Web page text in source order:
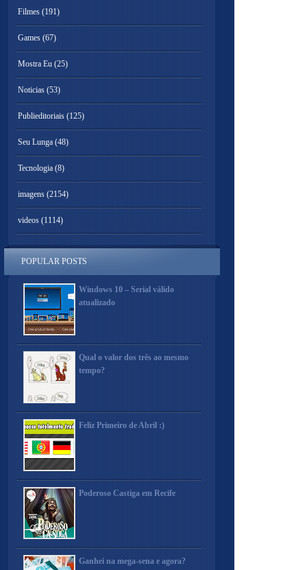
Filmes (191)
Games (67)
Mostra Eu (25)
Noticias (53)
Publieditoriais (125)
Seu Lunga (48)
Tecnologia (8)
imagens (2154)
videos (1114)
POPULAR POSTS
Windows 10 – Serial válido
atualizado
Qual o valor dos três ao mesmo
tempo?
Feliz Primeiro de Abril :)
Poderoso Castiga em Recife
Ganhei na mega-sena e agora?